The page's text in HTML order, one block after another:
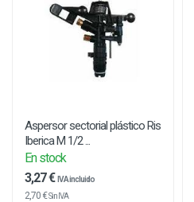
Aspersor sectorial plástico Ris
Iberica M 1/2 ...
En stock
3,27 € IVA incluido
2,70 €Sin IVA